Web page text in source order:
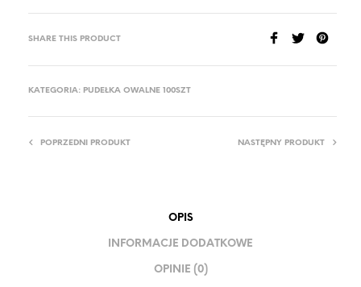
SHARE THIS PRODUCT
KATEGORIA: PUDEŁKA OWALNE 100SZT
POPRZEDNI PRODUKT NASTĘPNY PRODUKT
OPIS
INFORMACJE DODATKOWE
OPINIE (0)